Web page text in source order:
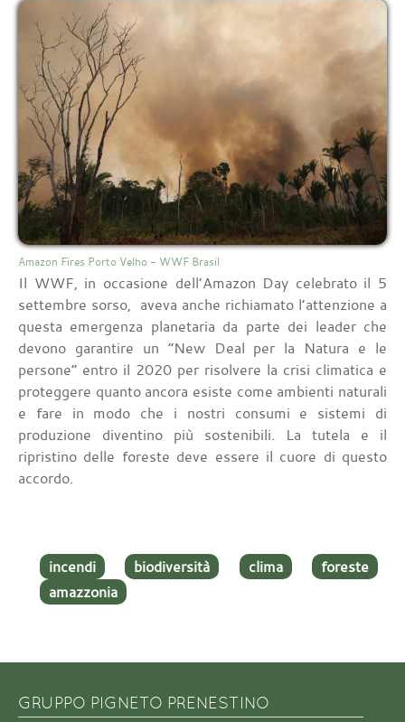
Amazon Fires Porto Velho - WWF Brasil
Il WWF, in occasione dell’Amazon Day celebrato il 5
settembre sorso, aveva anche richiamato l’attenzione a
questa emergenza planetaria da parte dei leader che
devono garantire un “New Deal per la Natura e le
persone” entro il 2020 per risolvere la crisi climatica e
proteggere quanto ancora esiste come ambienti naturali
e fare in modo che i nostri consumi e sistemi di
produzione diventino più sostenibili. La tutela e il
ripristino delle foreste deve essere il cuore di questo
accordo.
incendi biodiversità clima
foreste
amazzonia
GRUPPO PIGNETO PRENESTINO